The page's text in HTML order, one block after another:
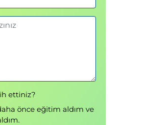
ettiniz?
önce eğitim aldım ve